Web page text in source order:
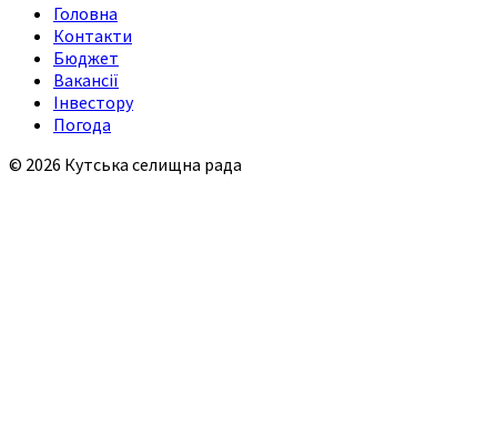
Головна
Контакти
Бюджет
Вакансії
Інвестору
Погода
© 2026 Кутська селищна рада